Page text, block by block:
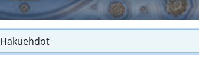
Hakuehdot